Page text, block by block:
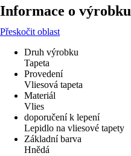
Informace o výrobku
Přeskočit oblast
Druh výrobku
Tapeta
Provedení
Vliesová tapeta
Materiál
Vlies
doporučení k lepení
Lepidlo na vliesové tapety
Základní barva
Hnědá